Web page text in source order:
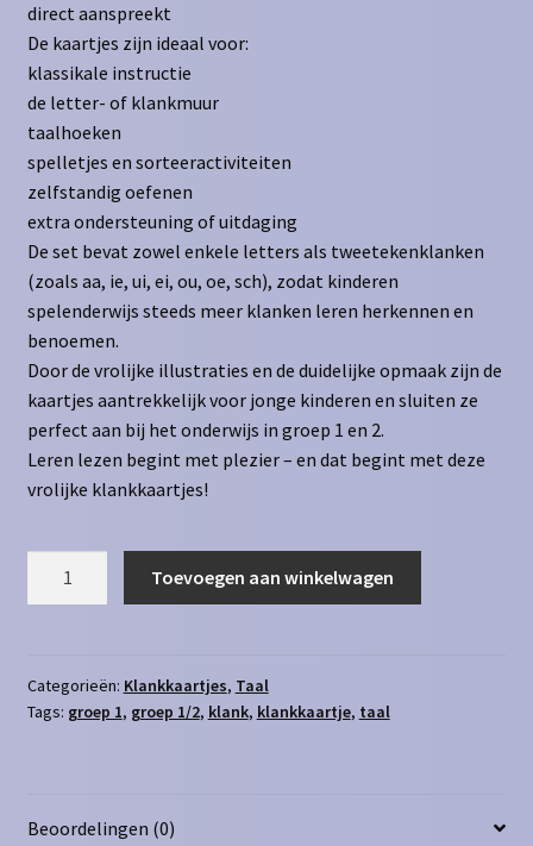
direct aanspreekt
De kaartjes zijn ideaal voor:
klassikale instructie
de letter- of klankmuur
taalhoeken
spelletjes en sorteeractiviteiten
zelfstandig oefenen
extra ondersteuning of uitdaging
De set bevat zowel enkele letters als tweetekenklanken
(zoals aa, ie, ui, ei, ou, oe, sch), zodat kinderen
spelenderwijs steeds meer klanken leren herkennen en
benoemen.
Door de vrolijke illustraties en de duidelijke opmaak zijn de
kaartjes aantrekkelijk voor jonge kinderen en sluiten ze
perfect aan bij het onderwijs in groep 1 en 2.
Leren lezen begint met plezier – en dat begint met deze
vrolijke klankkaartjes!
Spelend
de
aantal
Toevoegen aan winkelwagen
Categorieën: Klankkaartjes, Taal
Tags: groep 1, groep 1/2, klank, klankkaartje, taal
Beoordelingen (0)